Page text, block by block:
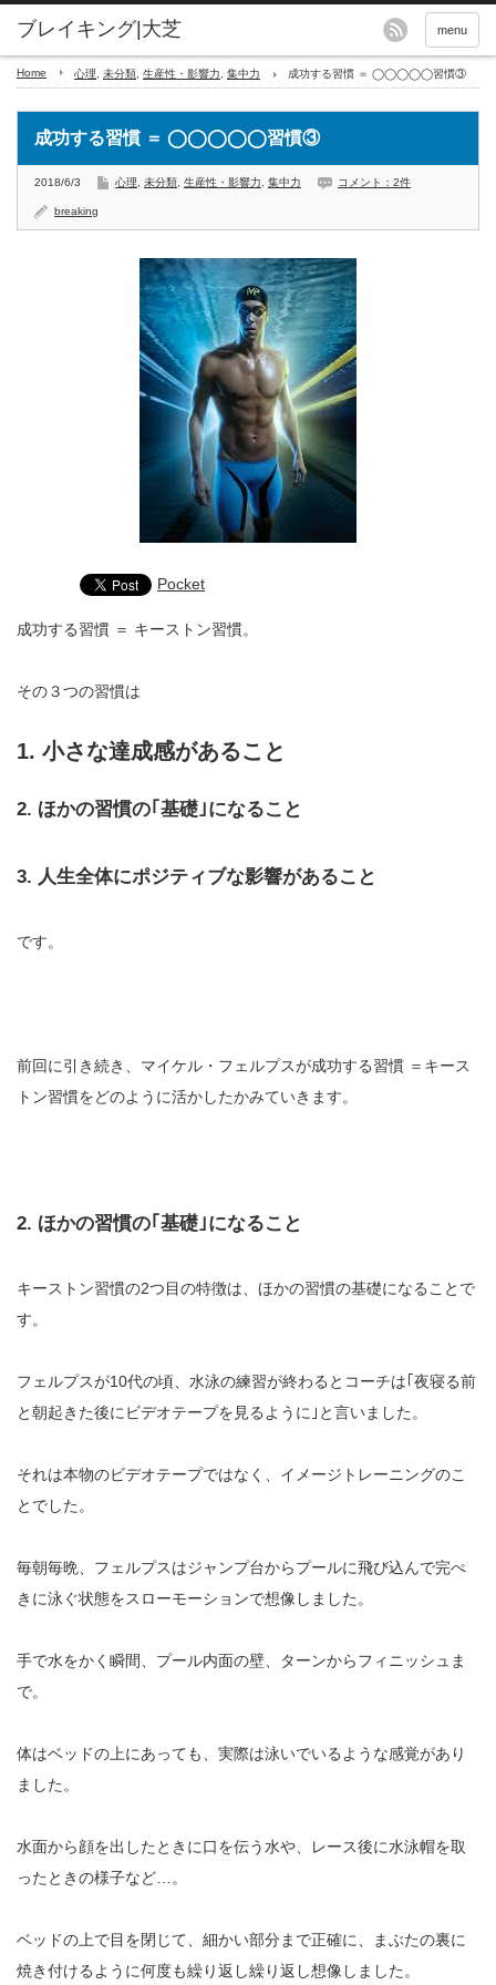
menu
Home 心理 未分類 生産性・影響力 集中力 成功する習慣 ＝ ◯◯◯◯◯習慣③
成功する習慣 ＝ ◯◯◯◯◯習慣③
2018/6/3 心理 未分類 生産性・影響力 集中力 コメント：2件
breaking
Pocket
成功する習慣 ＝ キーストン習慣。
その３つの習慣は
1. 小さな達成感があること
2. ほかの習慣の｢基礎｣になること
3. 人生全体にポジティブな影響があること
です。
前回に引き続き、マイケル・フェルプスが成功する習慣 ＝キース
トン習慣をどのように活かしたかみていきます。
2. ほかの習慣の｢基礎｣になること
キーストン習慣の2つ目の特徴は、ほかの習慣の基礎になることで
す。
フェルプスが10代の頃、水泳の練習が終わるとコーチは｢夜寝る前
と朝起きた後にビデオテープを見るように｣と言いました。
それは本物のビデオテープではなく、イメージトレーニングのこ
とでした。
毎朝毎晩、フェルプスはジャンプ台からプールに飛び込んで完ぺ
きに泳ぐ状態をスローモーションで想像しました。
手で水をかく瞬間、プール内面の壁、ターンからフィニッシュま
で。
体はベッドの上にあっても、実際は泳いでいるような感覚があり
ました。
水面から顔を出したときに口を伝う水や、レース後に水泳帽を取
ったときの様子など…。
ベッドの上で目を閉じて、細かい部分まで正確に、まぶたの裏に
焼き付けるように何度も繰り返し繰り返し想像しました。